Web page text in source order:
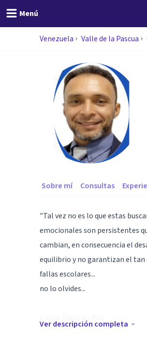
Menú
Venezuela Valle de la Pascua
Sobre mí Consultas
"Tal vez no es lo que estas
emocionales son persistentes
cambian, en consecuencia el
equilibrio y no garantizan el tan
fallas escolares...
no lo olvides...
Ver descripción completa